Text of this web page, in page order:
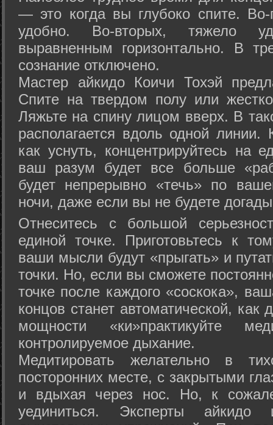
— это когда вы глубоко спите.
удобно. Во-вторых, тяжело
выравненным горизонтально. В
сознание отключено.
Мастер айкидо Коичи Тохэй
Спите на твердом полу или
Ляжьте на спину лицом вверх. В
располагается вдоль одной
как уснуть, концентрируйтесь на
ваш разум будет все больше
будет непрерывно «течь» по
ночи, даже если вы не будете
Отнеситесь с большой
единой точке. Приготовьтесь к
ваши мысли будут «прыгать» и
точки. Но, если вы сможете
точке после каждого «соскока»,
концов станет автоматической,
мощности «ки»практикуйте
контролируемое дыхание.
Медитировать желательно в
посторонних месте, с закрытыми
и вдыхая через нос. Но, к
уединиться. Эксперты айкидо